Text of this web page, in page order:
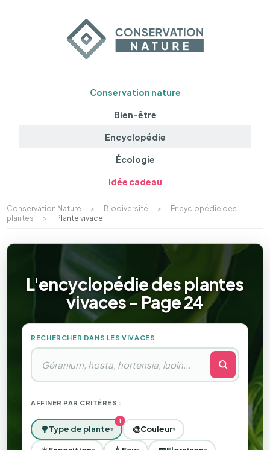
Conservation nature
Bien-être
Encyclopédie
Écologie
Idée cadeau
Conservation Nature > Biodiversité >
Encyclopédie des
plantes
> Plante vivace
L'encyclopédie des plantes
vivaces - Page 24
RECHERCHER DANS LES VIVACES
AFFINER PAR CRITÈRES :
🌳Type de plante▾ 🎨Couleur▾